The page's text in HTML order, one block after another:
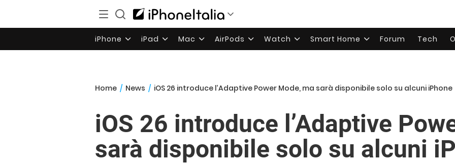
iPhone iPad Mac AirPods Watch Smart Home Forum Tech
Home / News / iOS 26 introduce l’Adaptive Power Mode, ma sarà disponibile solo su alcuni iPhone
iOS 26 introduce l’Adaptive
sarà disponibile solo su alcuni